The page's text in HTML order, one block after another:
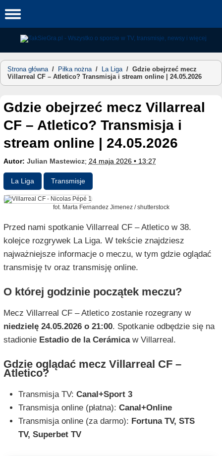
to
Strona główna/ Piłka nożna/ La Liga/ Gdzie obejrzeć mecz
Villarreal CF – Atletico? Transmisja i stream online | 24.05.2026
Gdzie obejrzeć mecz Villarreal
CF – Atletico? Transmisja i
stream online | 24.05.2026
Autor: Julian Mastewicz; 24 maja 2026 • 13:27
La Liga Transmisje
fot. Marta Fernandez Jimenez / shutterstock
Przed nami spotkanie Villarreal CF – Atletico w 38.
kolejce rozgrywek La Liga. W tekście znajdziesz
najważniejsze informacje o meczu, w tym gdzie oglądać
transmisję tv oraz transmisję online.
O której godzinie początek meczu?
Mecz Villarreal CF – Atletico zostanie rozegrany w
niedzielę 24.05.2026 o 21:00. Spotkanie odbędzie się na
stadionie Estadio de la Cerámicaw Villarreal.
Gdzie oglądać mecz Villarreal CF –
Atletico?
Transmisja TV: Canal+Sport 3
Transmisja online (płatna): Canal+Online
Transmisja online (za darmo): Fortuna TV, STS
TV, Superbet TV